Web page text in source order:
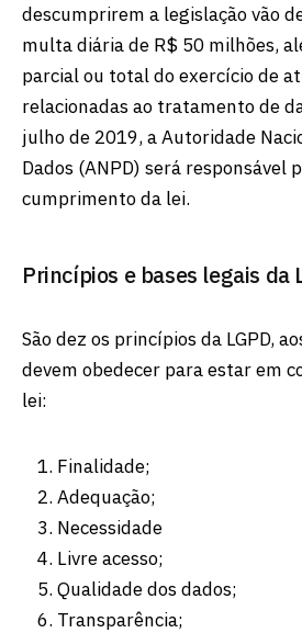
descumprirem a legislação vão
multa diária de R$ 50 milhões,
parcial ou total do exercício de
relacionadas ao tratamento de
julho de 2019, a Autoridade
Dados (ANPD) será responsável
cumprimento da lei.
Princípios e bases legais da
São dez os princípios da LGPD,
devem obedecer para estar em
lei:
Finalidade;
Adequação;
Necessidade
Livre acesso;
Qualidade dos dados;
Transparência;